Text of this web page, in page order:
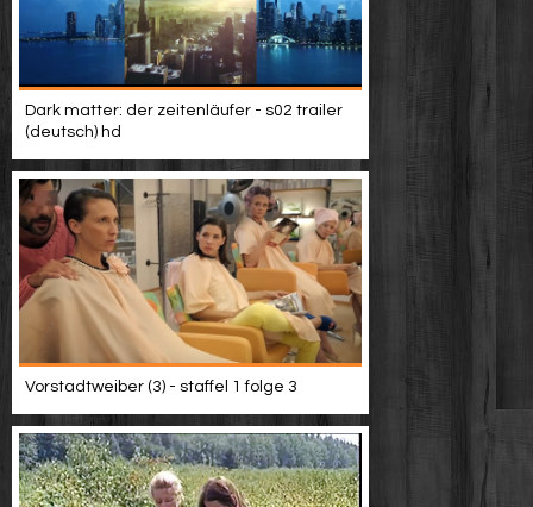
Dark matter: der zeitenläufer - s02 trailer
(deutsch) hd
Vorstadtweiber (3) - staffel 1 folge 3